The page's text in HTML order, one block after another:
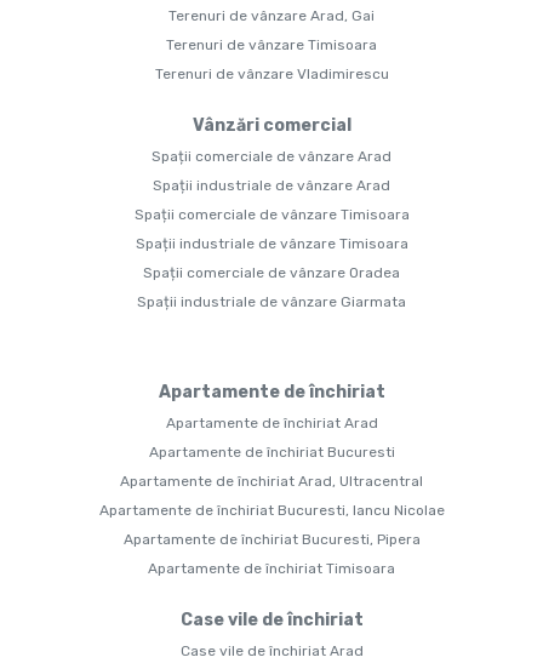
Terenuri de vânzare Arad, Gai
Terenuri de vânzare Timisoara
Terenuri de vânzare Vladimirescu
Vânzări comercial
Spații comerciale de vânzare Arad
Spații industriale de vânzare Arad
Spații comerciale de vânzare Timisoara
Spații industriale de vânzare Timisoara
Spații comerciale de vânzare Oradea
Spații industriale de vânzare Giarmata
Apartamente de închiriat
Apartamente de închiriat Arad
Apartamente de închiriat Bucuresti
Apartamente de închiriat Arad, Ultracentral
Apartamente de închiriat Bucuresti, Iancu Nicolae
Apartamente de închiriat Bucuresti, Pipera
Apartamente de închiriat Timisoara
Case vile de închiriat
Case vile de închiriat Arad